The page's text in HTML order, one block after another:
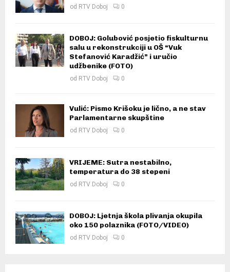
od RTV Doboj 0
DOBOJ: Golubović posjetio fiskulturnu
salu u rekonstrukciji u OŠ “Vuk
Stefanović Karadžić” i uručio
udžbenike (FOTO)
od RTV Doboj 0
Vulić: Pismo Krišoku je lično, a ne stav
Parlamentarne skupštine
od RTV Doboj 0
VRIJEME: Sutra nestabilno,
temperatura do 38 stepeni
od RTV Doboj 0
DOBOJ: Ljetnja škola plivanja okupila
oko 150 polaznika (FOTO/VIDEO)
od RTV Doboj 0